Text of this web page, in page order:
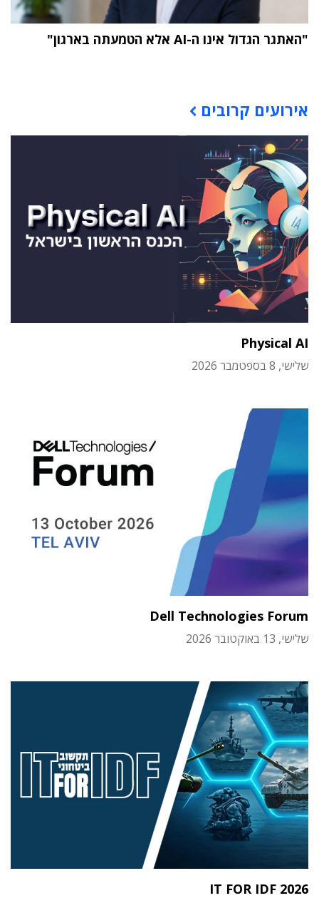
"האתגר הגדול אינו ה-AI אלא הטמעתה בארגון"
אירועים קרובים
Physical AI
שלישי, 8 בספטמבר 2026
Dell Technologies Forum
שלישי, 13 באוקטובר 2026
IT FOR IDF 2026